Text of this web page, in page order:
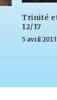
Trinité
12/17
5 avril 2013